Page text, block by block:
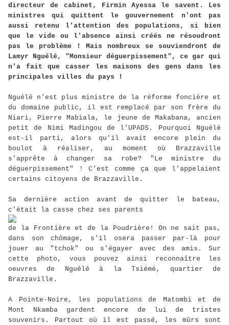
directeur de cabinet, Firmin Ayessa le savent. Les
ministres qui quittent le gouvernement n'ont pas
aussi retenu l'attention des populations, si bien
que le vide ou l'absence ainsi créés ne résoudront
pas le problème ! Mais nombreux se souviendront de
Lamyr Nguélé, "Monsieur déguerpissement", ce gar qui
n'a fait que casser les maisons des gens dans les
principales villes du pays !
Nguélé n'est plus ministre de la réforme foncière et
du domaine public, il est remplacé par son frère du
Niari, Pierre Mabiala, le jeune de Makabana, ancien
petit de Nimi Madingou de l'UPADS. Pourquoi Nguélé
est-il parti, alors qu'il avait encore plein du
boulot à réaliser, au moment où Brazzaville
s'apprête à changer sa robe? "Le ministre du
déguerpissement" ! C'est comme ça que l'appelaient
certains citoyens de Brazzaville.
Sa dernière action avant de quitter le bateau,
c'était la casse chez ses parents
de la Frontière et de la Poudrière! On ne sait pas,
dans son chômage, s'il osera passer par-là pour
jouer au "tchok" ou s'égayer avec des amis. Sur
cette photo, vous pouvez ainsi reconnaître les
oeuvres de Nguélé à la Tsiémé, quartier de
Brazzaville.
A Pointe-Noire, les populations de Matombi et de
Mont Nkamba gardent encore de lui de tristes
souvenirs. Partout où il est passé, les mûrs sont